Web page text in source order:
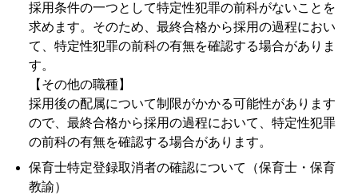
採用条件の一つとして特定性犯罪の前科がないことを
求めます。そのため、最終合格から採用の過程におい
て、特定性犯罪の前科の有無を確認する場合がありま
す。
【その他の職種】
採用後の配属について制限がかかる可能性があります
ので、最終合格から採用の過程において、特定性犯罪
の前科の有無を確認する場合があります。
保育士特定登録取消者の確認について（保育士・保育
教諭）